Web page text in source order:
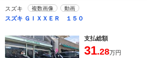
スズキ 複数画像 動画
スズキ ＧＩＸＸＥＲ １５０
支払総額
31.28万円